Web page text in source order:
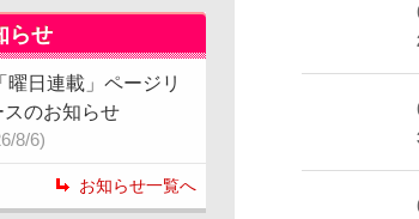
らせ
「曜日連載」ページリ
スのお知らせ
8/6)
お知らせ一覧へ